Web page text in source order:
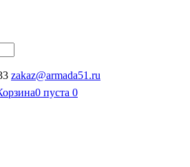
zakaz@armada51.ru
0 пуста 0